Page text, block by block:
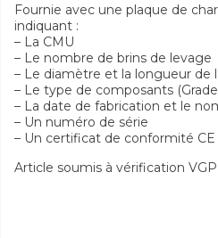
Fournie avec une plaque de
indiquant :
– La CMU
– Le nombre de brins de levage
– Le diamètre et la longueur de
– Le type de composants
– La date de fabrication et le
– Un numéro de série
– Un certificat de conformité CE
Article soumis à vérification VGP